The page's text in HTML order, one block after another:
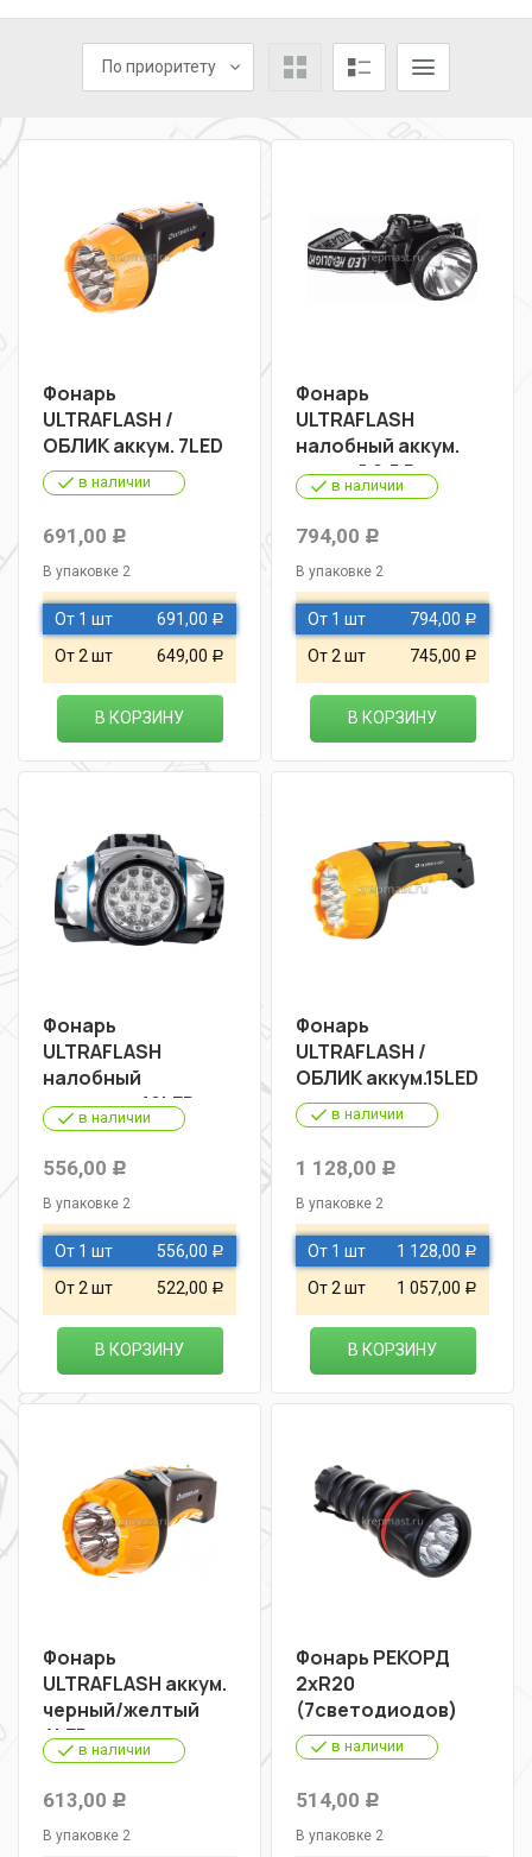
По приоритету
Фонарь
ULTRAFLASH /
ОБЛИК аккум. 7LED
в наличии
691,00 Р
В упаковке 2
От 1 шт 691,00 Р
От 2 шт 649,00 Р
В КОРЗИНУ
Фонарь
ULTRAFLASH
налобный аккум.
черный 0,5 Ватт
LEDв наличии
794,00 Р
В упаковке 2
От 1 шт 794,00 Р
От 2 шт 745,00 Р
В КОРЗИНУ
Фонарь
ULTRAFLASH
налобный
металлик 19LED
в наличии
556,00 Р
В упаковке 2
От 1 шт 556,00 Р
От 2 шт 522,00 Р
В КОРЗИНУ
Фонарь
ULTRAFLASH /
ОБЛИК аккум.15LED
в наличии
1 128,00 Р
В упаковке 2
От 1 шт 1 128,00 Р
От 2 шт 1 057,00 Р
В КОРЗИНУ
Фонарь
ULTRAFLASH аккум.
черный/желтый
4LED
в наличии
613,00 Р
В упаковке 2
Фонарь РЕКОРД
2хR20
(7светодиодов)
в наличии
514,00 Р
В упаковке 2